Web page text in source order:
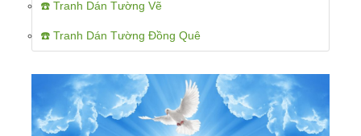
☎️ Tranh Dán Tường Vẽ
☎️ Tranh Dán Tường Đồng Quê